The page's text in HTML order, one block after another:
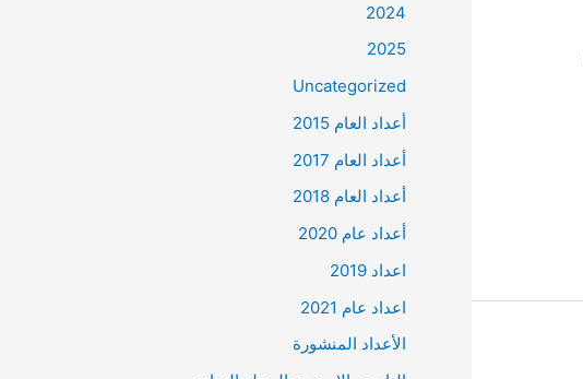
2024
2025
Uncategorized
أعداد العام 2015
أعداد العام 2017
أعداد العام 2018
أعداد عام 2020
اعداد 2019
اعداد عام 2021
الأعداد المنشورة